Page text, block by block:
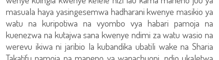
masuala haya yasingesemwa hadharani kwenye masikio ya
watu na kuripotiwa na vyombo vya habari pamoja na
kuenezwa na kutajwa sana kwenye ndimi za watu wasio na
werevu ikiwa ni jaribio la kubandika ubatili wake na Sharia